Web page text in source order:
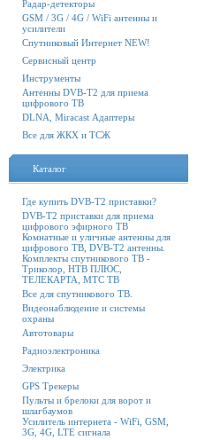
Радар-детекторы
GSM / 3G / 4G / WiFi антенны и
усилители
Спутниковый Интернет NEW!
Сервисный центр
Инструменты
Антенны DVB-T2 для приема
цифрового ТВ
DLNA, Miracast Адаптеры
Все для ЖКХ и ТСЖ
Каталог
Где купить DVB-T2 приставки?
DVB-T2 приставки для приема
цифрового эфирного ТВ
Комнатные и уличные антенны для
цифрового ТВ, DVB-T2 антенны.
Комплекты спутникового ТВ -
Триколор, НТВ ПЛЮС,
ТЕЛЕКАРТА, МТС ТВ
Все для спутникового ТВ.
Видеонаблюдение и системы
охраны
Автотовары
Радиоэлектроника
Электрика
GPS Трекеры
Пульты и брелоки для ворот и
шлагбаумов
Усилитель интернета - WiFi, GSM,
3G, 4G, LTE сигнала